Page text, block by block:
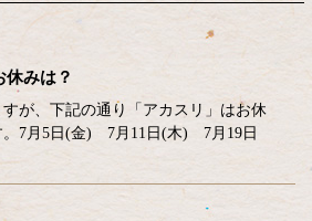
休みは？
が、下記の通り「アカスリ」はお休
。7月5日(金) 7月11日(木) 7月19日